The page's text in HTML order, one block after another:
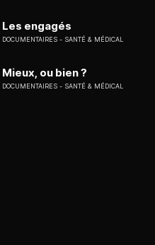
Les engagés
DOCUMENTAIRES SANTÉ & MÉDICAL
Mieux, ou bien ?
DOCUMENTAIRES SANTÉ & MÉDICAL